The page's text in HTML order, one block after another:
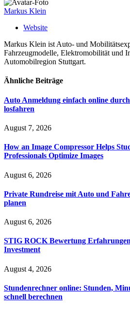
Markus Klein
Website
Markus Klein ist Auto- und
Fahrzeugmodelle, Elektromobilität und
Automobilregion Stuttgart.
Ähnliche Beiträge
Auto Anmeldung einfach online
losfahren
August 7, 2026
How an Image Compressor Helps
Professionals Optimize Images
August 6, 2026
Private Rundreise mit Auto und
planen
August 6, 2026
STIG ROCK Bewertung
Investment
August 4, 2026
Stundenrechner online: Stunden,
schnell berechnen